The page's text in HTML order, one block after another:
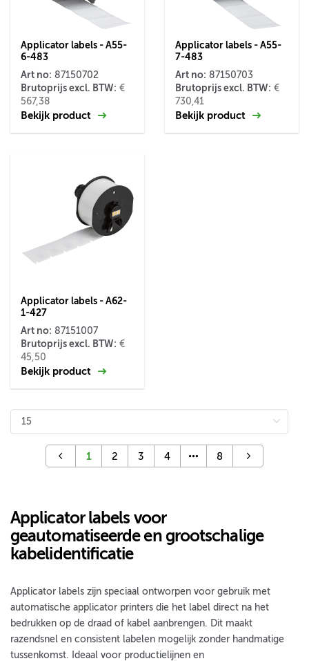
Applicator labels - A55-
6-483
Art no: 87150702
Brutoprijs excl. BTW: €
567,38
Bekijk product
Applicator labels - A55-
7-483
Art no: 87150703
Brutoprijs excl. BTW: €
730,41
Bekijk product
Applicator labels - A62-
1-427
Art no: 87151007
Brutoprijs excl. BTW: €
45,50
Bekijk product
1 2 3 4 8
Applicator labels voor
geautomatiseerde en grootschalige
kabelidentificatie
Applicator labels zijn speciaal ontworpen voor gebruik met
automatische applicator printers die het label direct na het
bedrukken op de draad of kabel aanbrengen. Dit maakt
razendsnel en consistent labelen mogelijk zonder handmatige
tussenkomst. Ideaal voor productielijnen en